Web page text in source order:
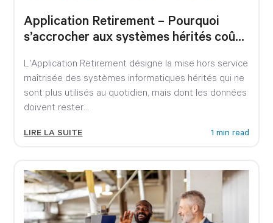
Application Retirement – Pourquoi
s’accrocher aux systèmes hérités coûte
L'Application Retirement désigne la mise hors service
maîtrisée des systèmes informatiques hérités qui ne
sont plus utilisés au quotidien, mais dont les données
doivent rester...
LIRE LA SUITE 1 min read